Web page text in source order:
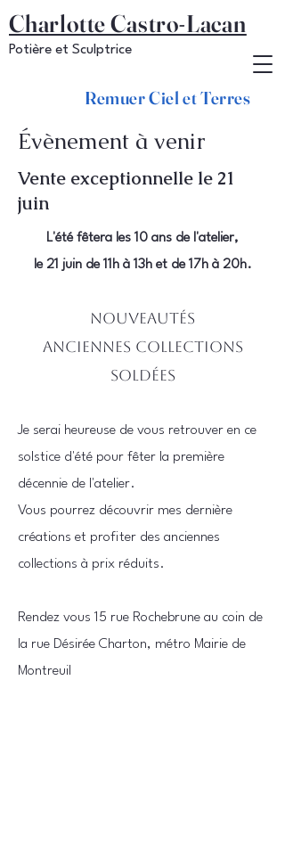
Remuer Ciel et Terres
Potière et Sculptrice
Charlotte Castro-Lacan
Évènement à venir
Vente exceptionnelle le 21
juin
L'été fêtera les 10 ans de l'atelier,
le 21 juin de 11h à 13h et de 17h à 20h.
Nouveautés
Anciennes collections
soldées
Je serai heureuse de vous retrouver en ce
solstice d'été pour fêter la première
décennie de l'atelier.
Vous pourrez découvrir mes dernière
créations et profiter des anciennes
collections à prix réduits.
Rendez vous 15 rue Rochebrune au coin de
la rue Désirée Charton, métro Mairie de
Montreuil